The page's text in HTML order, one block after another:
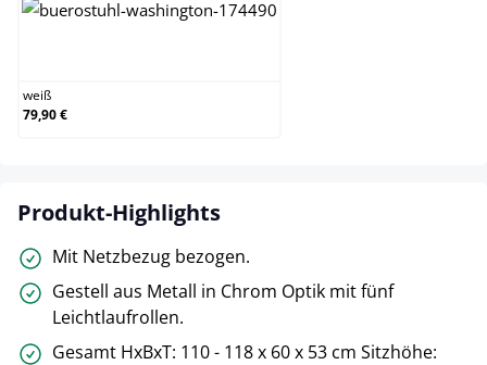
weiß
79,90 €
Produkt-Highlights
Mit Netzbezug bezogen.
Gestell aus Metall in Chrom Optik mit fünf
Leichtlaufrollen.
Gesamt HxBxT: 110 - 118 x 60 x 53 cm Sitzhöhe: